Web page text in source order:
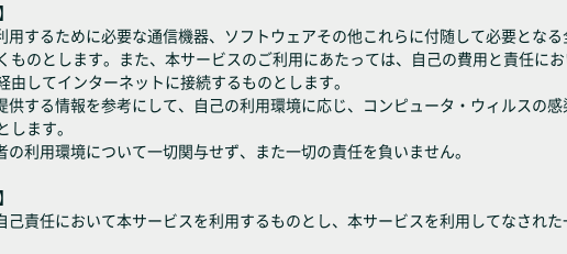
用するために必要な通信機器、ソフトウェアその他これらに付随して必要とな
ものとします。また、本サービスのご利用にあたっては、自己の費用と責任に
由してインターネットに接続するものとします。
供する情報を参考にして、自己の利用環境に応じ、コンピュータ・ウィルスの
ます。
利用環境について一切関与せず、また一切の責任を負いません。
己責任において本サービスを利用するものとし、本サービスを利用してなされ